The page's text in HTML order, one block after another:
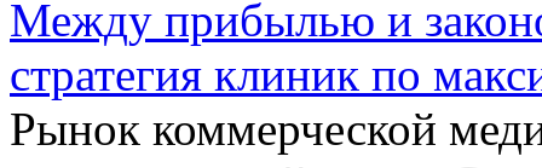
Между прибылью и
стратегия клиник по
Рынок коммерческой